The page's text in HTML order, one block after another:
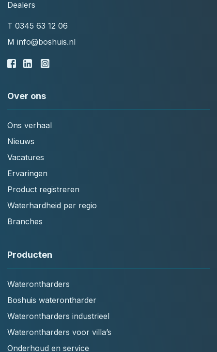
Dealers
T 0345 63 12 06
M info@boshuis.nl
Over ons
Ons verhaal
Nieuws
Vacatures
Ervaringen
Product registreren
Waterhardheid per regio
Branches
Producten
Waterontharders
Boshuis waterontharder
Waterontharders industrieel
Waterontharders voor villa’s
Onderhoud en service